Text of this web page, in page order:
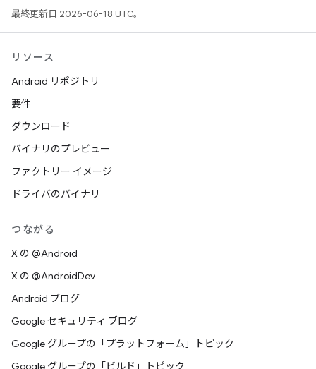
最終更新日 2026-06-18 UTC。
リソース
Android リポジトリ
要件
ダウンロード
バイナリのプレビュー
ファクトリー イメージ
ドライバのバイナリ
つながる
X の @Android
X の @AndroidDev
Android ブログ
Google セキュリティ ブログ
Google グループの「プラットフォーム」トピック
Google グループの「ビルド」トピック